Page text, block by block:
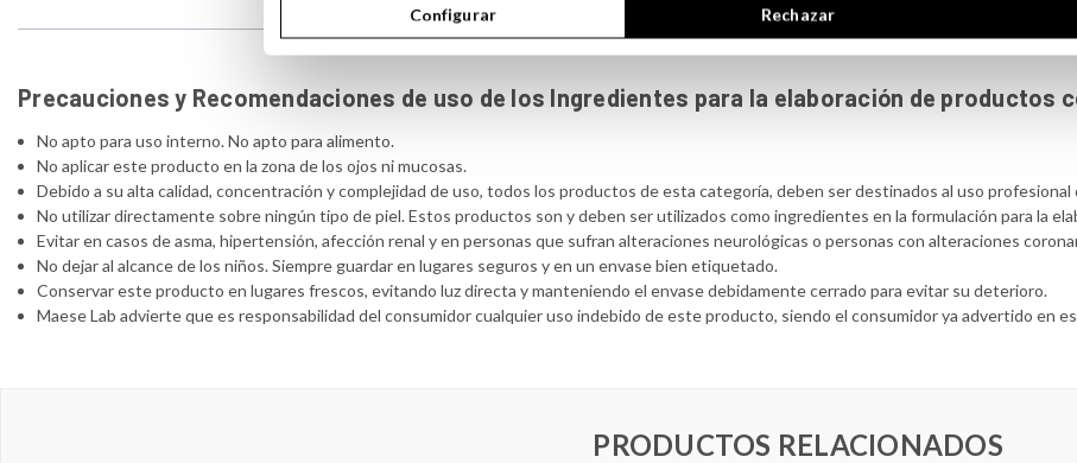
Precauciones y Recomendaciones de uso de los Ingredientes para la elaboración de productos
No apto para uso interno. No apto para alimento.
No aplicar este producto en la zona de los ojos ni mucosas.
Debido a su alta calidad, concentración y complejidad de uso, todos los productos de esta categoría, deben ser destinados al uso
No utilizar directamente sobre ningún tipo de piel. Estos productos son y deben ser utilizados como ingredientes en la formulación para la
Evitar en casos de asma, hipertensión, afección renal y en personas que sufran alteraciones neurológicas o personas con alteraciones
No dejar al alcance de los niños. Siempre guardar en lugares seguros y en un envase bien etiquetado.
Conservar este producto en lugares frescos, evitando luz directa y manteniendo el envase debidamente cerrado para evitar su deterioro.
Maese Lab advierte que es responsabilidad del consumidor cualquier uso indebido de este producto, siendo el consumidor ya advertido en
PRODUCTOS RELACIONADOS
Configurar Rechazar